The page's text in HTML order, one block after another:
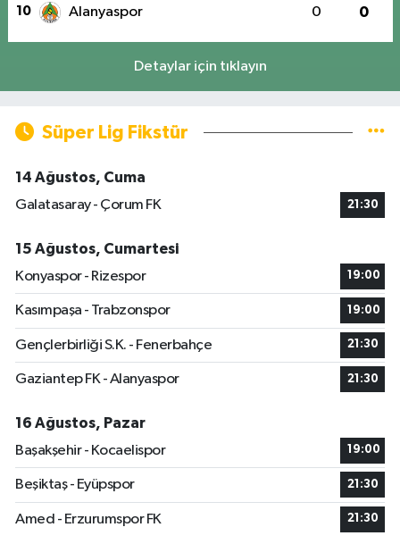
10 Alanyaspor 0 0
Detaylar için tıklayın
Süper Lig Fikstür
14 Ağustos, Cuma
Galatasaray - Çorum FK
21:30
15 Ağustos, Cumartesi
Konyaspor - Rizespor
19:00
Kasımpaşa - Trabzonspor 19:00
Gençlerbirliği S.K. - Fenerbahçe 21:30
Gaziantep FK - Alanyaspor 21:30
16 Ağustos, Pazar
Başakşehir - Kocaelispor
19:00
Beşiktaş - Eyüpspor 21:30
Amed - Erzurumspor FK 21:30